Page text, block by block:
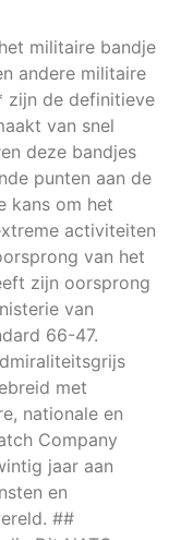
militaire bandje
andere militaire
zijn de definitieve
van snel
deze bandjes
punten aan de
kans om het
activiteiten
van het
zijn oorsprong
van
66-47.
met
nationale en
Company
jaar aan
en
##